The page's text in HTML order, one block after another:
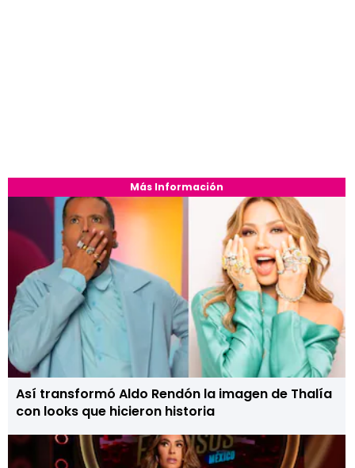
Más Información
Así transformó Aldo Rendón la imagen de Thalía
con looks que hicieron historia